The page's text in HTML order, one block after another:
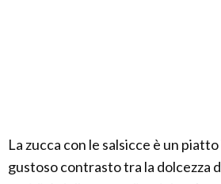
La zucca con le salsicce è un
gustoso contrasto tra la dolcezza